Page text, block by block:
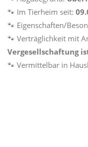
🐾 Im Tierheim seit:
🐾 Eigenschaften/
🐾 Verträglichkeit mit
Vergesellschaftung
🐾 Vermittelbar in